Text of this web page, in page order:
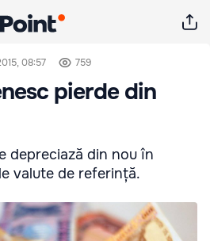
08:57 759
pierde din
depreciază din nou în
valute de referință.